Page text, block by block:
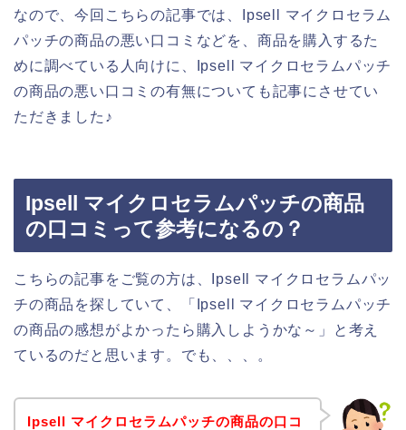
なので、今回こちらの記事では、Ipsell マイクロセラム
パッチの商品の悪い口コミなどを、商品を購入するた
めに調べている人向けに、Ipsell マイクロセラムパッチ
の商品の悪い口コミの有無についても記事にさせてい
ただきました♪
Ipsell マイクロセラムパッチの商品
の口コミって参考になるの？
こちらの記事をご覧の方は、Ipsell マイクロセラムパッ
チの商品を探していて、「Ipsell マイクロセラムパッチ
の商品の感想がよかったら購入しようかな～」と考え
ているのだと思います。でも、、、。
Ipsell マイクロセラムパッチの商品の口コ